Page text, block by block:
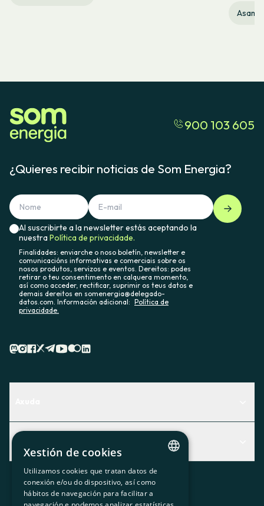
900 103 605
¿Quieres recibir noticias de Som Energia?
Al suscribirte a la newsletter estás aceptando la
nuestraPolítica de privacidade.
Finalidades: enviarche o noso boletín, newsletter e
comunicacións informativas e comerciais sobre os
nosos produtos, servizos e eventos. Dereitos: podes
retirar o teu consentimento en calquera momento,
así como acceder, rectificar, suprimir os teus datos e
demais dereitos en somenergia@delegado-
datos.com. Información adicional: Política de
privacidade.
Descubre qué servicio te encaja mejor
Contacto
Actualidad
O recuncho da socia
CATALAN
SPANISH
Xestión de cookies
Utilizamos cookies que tratan datos de
conexión e/ou do dispositivo, así como
hábitos de navegación para facilitar a